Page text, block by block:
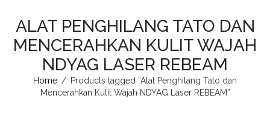
ALAT PENGHILANG TATO DAN
MENCERAHKAN KULIT WAJAH
NDYAG LASER REBEAM
Home / Products tagged “Alat Penghilang Tato dan
Mencerahkan Kulit Wajah NDYAG Laser REBEAM”